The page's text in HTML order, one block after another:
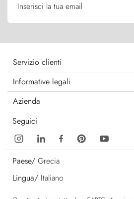
Inserisci la tua email
Servizio clienti
Informative legali
Azienda
Seguici
Paese/ Grecia
Lingua/ Italiano